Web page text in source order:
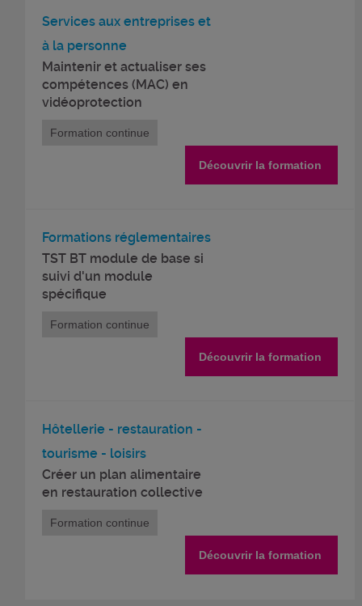
Services aux entreprises et
à la personne
Maintenir et actualiser ses
compétences (MAC) en
vidéoprotection
Formation continue
Découvrir la formation
Formations réglementaires
TST BT module de base si
suivi d'un module
spécifique
Formation continue
Découvrir la formation
Hôtellerie - restauration -
tourisme - loisirs
Créer un plan alimentaire
en restauration collective
Formation continue
Découvrir la formation